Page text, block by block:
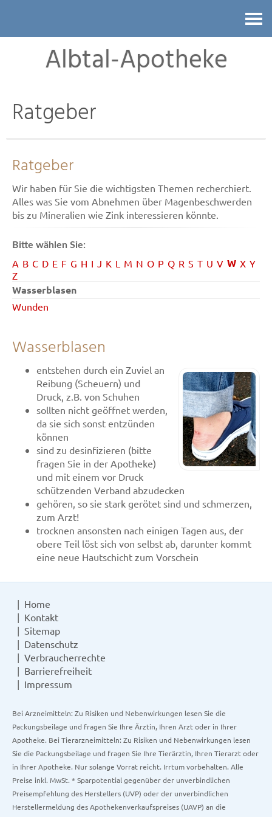
Albtal-Apotheke
Ratgeber
Ratgeber
Wir haben für Sie die wichtigsten Themen recherchiert.
Alles was Sie vom Abnehmen über Magenbeschwerden
bis zu Mineralien wie Zink interessieren könnte.
Bitte wählen Sie:
A B C D E F G H I J K L M N O P Q R S T U V W X Y
Z
Wasserblasen
Wunden
Wasserblasen
entstehen durch ein Zuviel an
Reibung (Scheuern) und
Druck, z.B. von Schuhen
sollten nicht geöffnet werden,
da sie sich sonst entzünden
können
sind zu desinfizieren (bitte
fragen Sie in der Apotheke)
und mit einem vor Druck
schützenden Verband abzudecken
gehören, so sie stark gerötet sind und schmerzen,
zum Arzt!
trocknen ansonsten nach einigen Tagen aus, der
obere Teil löst sich von selbst ab, darunter kommt
eine neue Hautschicht zum Vorschein
Home
Kontakt
Sitemap
Datenschutz
Verbraucherrechte
Barrierefreiheit
Impressum
Bei Arzneimitteln: Zu Risiken und Nebenwirkungen lesen Sie die
Packungsbeilage und fragen Sie Ihre Ärztin, Ihren Arzt oder in Ihrer
Apotheke. Bei Tierarzneimitteln: Zu Risiken und Nebenwirkungen lesen
Sie die Packungsbeilage und fragen Sie Ihre Tierärztin, Ihren Tierarzt oder
in Ihrer Apotheke. Nur solange Vorrat reicht. Irrtum vorbehalten. Alle
Preise inkl. MwSt. * Sparpotential gegenüber der unverbindlichen
Preisempfehlung des Herstellers (UVP) oder der unverbindlichen
Herstellermeldung des Apothekenverkaufspreises (UAVP) an die